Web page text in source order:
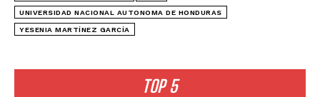
TOP 5
UNIVERSIDAD NACIONAL AUTONOMA DE HONDURAS
YESENIA MARTÍNEZ GARCÍA